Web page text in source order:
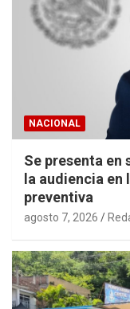
NACIONAL
Se presenta en
la audiencia
preventiva
agosto 7, 2026